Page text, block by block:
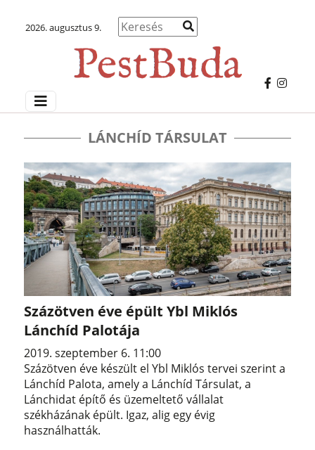
2026. augusztus 9.
LÁNCHÍD TÁRSULAT
Százötven éve épült Ybl Miklós
Lánchíd Palotája
2019. szeptember 6. 11:00
Százötven éve készült el Ybl Miklós tervei szerint a
Lánchíd Palota, amely a Lánchíd Társulat, a
Lánchidat építő és üzemeltető vállalat
székházának épült. Igaz, alig egy évig
használhatták.